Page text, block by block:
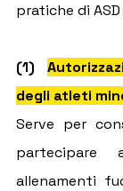
pratiche di ASD
(1)
degli atleti
Serve per
allenamenti